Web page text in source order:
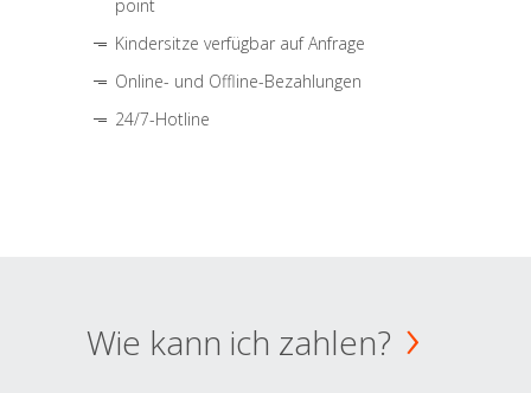
point
Kindersitze verfügbar auf Anfrage
Online- und Offline-Bezahlungen
24/7-Hotline
Wie kann ich zahlen?